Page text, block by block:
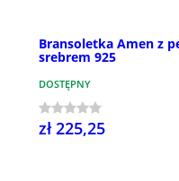
Bransoletka Amen z
srebrem 925
DOSTĘPNY
zł 225,25